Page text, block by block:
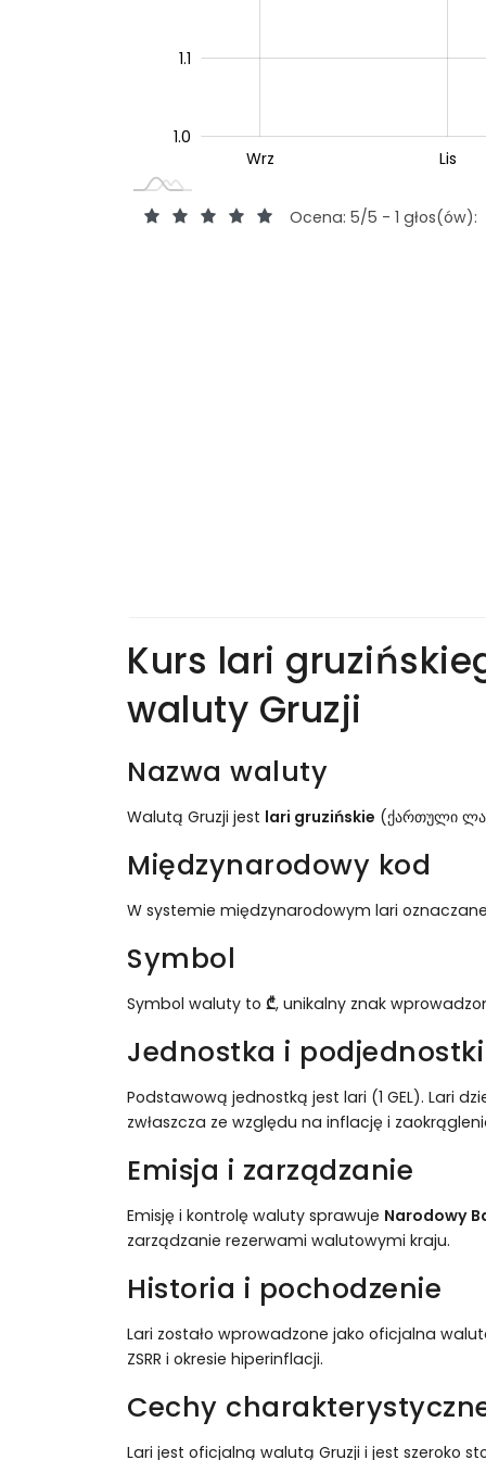
1.0
1.1
Wrz Lis
Ocena: 5/5 - 1 głos(ów):
Kurs lari
waluty Gruzji
Nazwa waluty
Walutą Gruzji jest lari gruzińskie (ქართული
Międzynarodowy kod
W systemie międzynarodowym lari
Symbol
Symbol waluty to ₾, unikalny znak
Jednostka i podjednostki
Podstawową jednostką jest lari (1 GEL). Lari
zwłaszcza ze względu na inflację i
Emisja i zarządzanie
Emisję i kontrolę waluty sprawuje Narodowy
zarządzanie rezerwami walutowymi kraju.
Historia i pochodzenie
Lari zostało wprowadzone jako oficjalna
ZSRR i okresie hiperinflacji.
Cechy
Lari jest oficjalną walutą Gruzji i jest szeroko